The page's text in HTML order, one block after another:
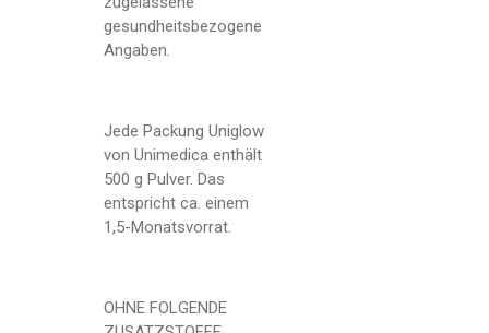
gesundheitsbezogene
Angaben.
Jede Packung Uniglow
von Unimedica enthält
500 g Pulver. Das
entspricht ca. einem
1,5-Monatsvorrat.
OHNE FOLGENDE